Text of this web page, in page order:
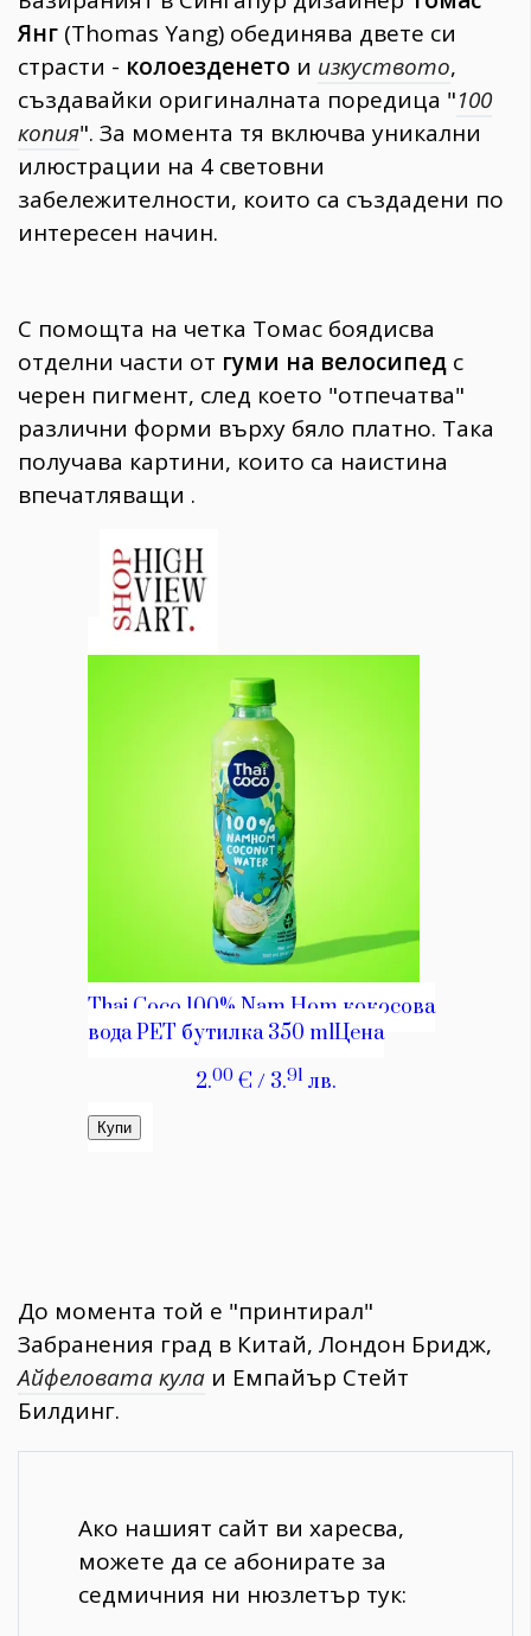
Янг (Thomas Yang) обединява двете си
страсти - колоезденето и изкуството,
създавайки оригиналната поредица "100
копия". За момента тя включва уникални
илюстрации на 4 световни
забележителности, които са създадени по
интересен начин.
С помощта на четка Томас боядисва
отделни части от гуми на велосипед с
черен пигмент, след което "отпечатва"
различни форми върху бяло платно. Така
получава картини, които са наистина
впечатляващи .
До момента той е "принтирал"
Забранения град в Китай, Лондон Бридж,
Айфеловата кула и Емпайър Стейт
Билдинг.
Ако нашият сайт ви харесва,
можете да се абонирате за
седмичния ни нюзлетър тук: